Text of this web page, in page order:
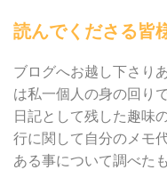
読んでくださる皆
ブログへお越し下さり
は私一個人の身の回り
日記として残した趣味
行に関して自分のメモ
ある事について調べた